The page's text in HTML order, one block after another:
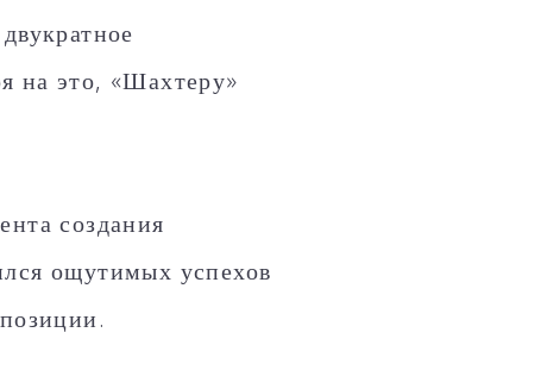
на это, «Шахтеру»
создания
ощутимых успехов